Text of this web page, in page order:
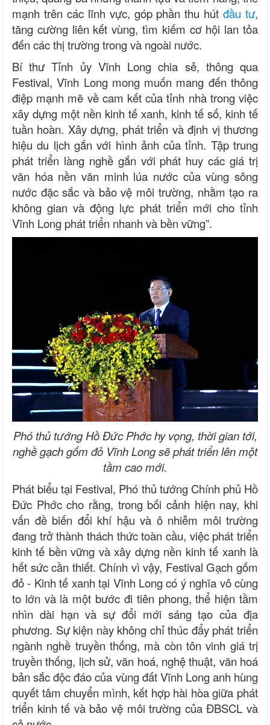
mạnh trên các lĩnh vực, góp phần thu hútđầu tư,
tăng cường liên kết vùng, tìm kiếm cơ hội lan tỏa
đến các thị trường trong và ngoài nước.
Bí thư Tỉnh ủy Vĩnh Long chia sẻ, thông qua
Festival, Vĩnh Long mong muốn mang đến thông
điệp mạnh mẽ về cam kết của tỉnh nhà trong việc
xây dựng một nền kinh tế xanh, kinh tế số, kinh tế
tuần hoàn. Xây dựng, phát triển và định vị thương
hiệu du lịch gắn với hình ảnh của tỉnh. Tập trung
phát triển làng nghề gắn với phát huy các giá trị
văn hóa nền văn minh lúa nước của vùng sông
nước đặc sắc và bảo vệ môi trường, nhằm tạo ra
không gian và động lực phát triển mới cho tỉnh
Vĩnh Long phát triển nhanh và bền vững”.
Phó thủ tướng Hồ Đức Phớc hy vọng, thời gian tới,
nghề gạch gốm đỏ Vĩnh Long sẽ phát triển lên một
tầm cao mới.
Phát biểu tại Festival, Phó thủ tướng Chính phủ Hồ
Đức Phớc cho rằng, trong bối cảnh hiện nay, khi
vấn đề biến đổi khí hậu và ô nhiễm môi trường
đang trở thành thách thức toàn cầu, việc phát triển
kinh tế bền vững và xây dựng nền kinh tế xanh là
hết sức cần thiết. Chính vì vậy, Festival Gạch gốm
đỏ - Kinh tế xanh tại Vĩnh Long có ý nghĩa vô cùng
to lớn và là một bước đi tiên phong, thể hiện tầm
nhìn dài hạn và sự đổi mới sáng tạo của địa
phương. Sự kiện này không chỉ thúc đẩy phát triển
ngành nghề truyền thống, mà còn tôn vinh giá trị
truyền thống, lịch sử, văn hoá, nghệ thuật, văn hoá
bản sắc độc đáo của vùng đất Vĩnh Long anh hùng
quyết tâm chuyển mình, kết hợp hài hòa giữa phát
triển kinh tế và bảo vệ môi trường của ĐBSCL và